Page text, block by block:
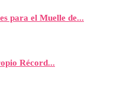
para el Muelle de...
Récord...